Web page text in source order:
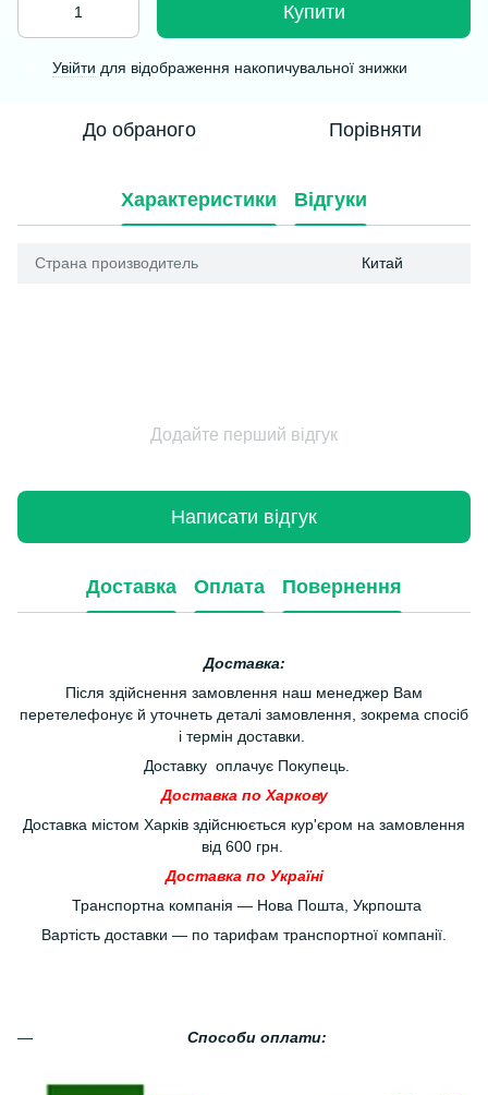
Купити
Увійти для відображення накопичувальної знижки
До обраного Порівняти
Характеристики Відгуки
Страна производитель Китай
Додайте перший відгук
Написати відгук
Доставка Оплата Повернення
Доставка:
Після здійснення замовлення наш менеджер Вам
перетелефонує й уточнеть деталі замовлення, зокрема спосіб
і термін доставки.
Доставку оплачує Покупець.
Доставка по Харкову
Доставка містом Харків здійснюється кур'єром на замовлення
від 600 грн.
Доставка по Україні
Транспортна компанія — Нова Пошта, Укрпошта
Вартість доставки — по тарифам транспортної компанії.
Способи оплати: